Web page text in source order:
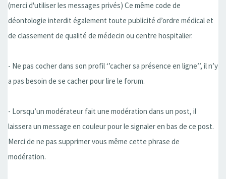
(merci d'utiliser les messages privés) Ce même code de
déontologie interdit également toute publicité d’ordre médical et
de classement de qualité de médecin ou centre hospitalier.
- Ne pas cocher dans son profil ‘’cacher sa présence en ligne’’, il n’y
a pas besoin de se cacher pour lire le forum.
- Lorsqu’un modérateur fait une modération dans un post, il
laissera un message en couleur pour le signaler en bas de ce post.
Merci de ne pas supprimer vous même cette phrase de
modération.